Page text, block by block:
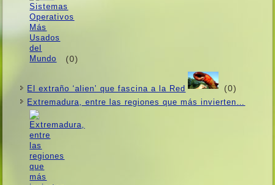
(0)
El extraño ‘alien’ que fascina a la Red (0)
Extremadura, entre las regiones que más invierten…